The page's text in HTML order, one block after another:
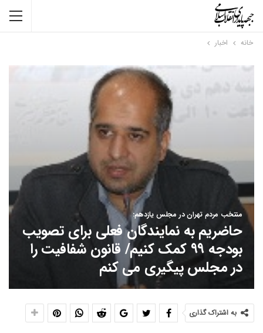
خانه اخبار
منتخب مردم تهران در مجلس یازدهم:
حاضریم به نمایندگان فعلی برای تصویب
بودجه ۹۹ کمک کنیم/ قانون شفافیت را
در مجلس پیگیری می کنم
به اشتراک گذاری